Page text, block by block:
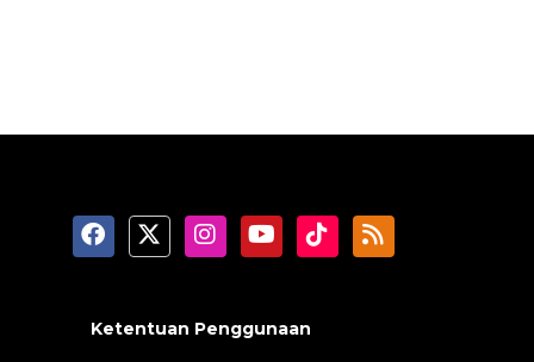
Ketentuan Penggunaan